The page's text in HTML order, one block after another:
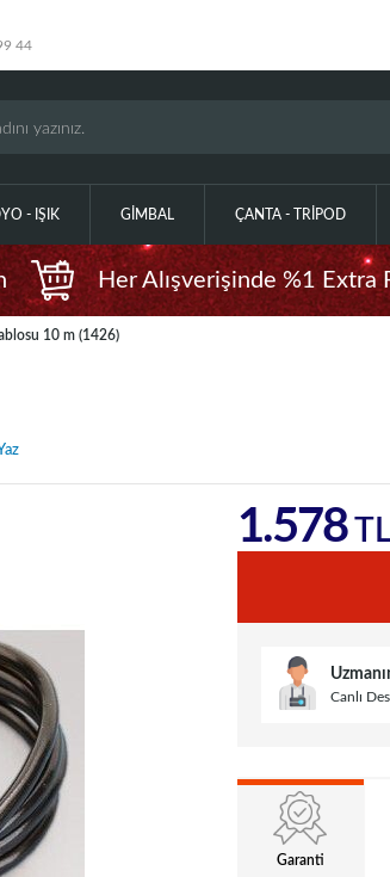
44
- IŞIK GIMBAL ÇANTA - TRIPOD
Her Alışverişinde %1 Extra
10 m (1426)
1.578TL
Canlı
Garanti